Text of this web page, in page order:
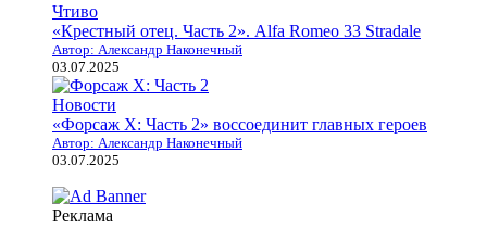
Чтиво
«Крестный отец. Часть 2». Alfa Romeo 33 Stradale
Автор: Александр Наконечный
03.07.2025
Новости
«Форсаж X: Часть 2» воссоединит главных героев
Автор: Александр Наконечный
03.07.2025
Реклама